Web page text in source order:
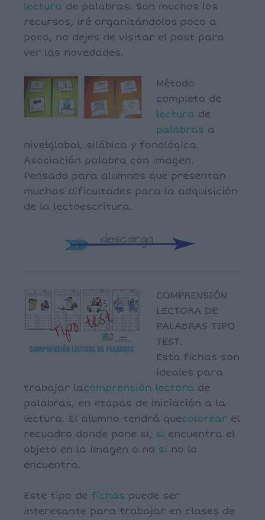
lectura de palabras. Son muchos los
recursos, iré organizándolos poco a
poco, no dejes de visitar el post para
ver las novedades.
Método
completo de
lectura de
palabras a
nivelglobal, silábica y fonológica.
Asociación palabra con imagen.
Pensado para alumnos que presentan
muchas dificultades para la adquisición
de la lectoescritura.
COMPRENSIÓN
LECTORA DE
PALABRAS TIPO
TEST.
Esta fichas son
ideales para
trabajar lacomprensión lectora de
palabras, en etapas de iniciación a la
lectura. El alumno tendrá quecolorear el
recuadro donde pone si, si encuentra el
objeto en la imagen o no si no lo
encuentra.
Este tipo de fichas puede ser
interesante para trabajar en clases de